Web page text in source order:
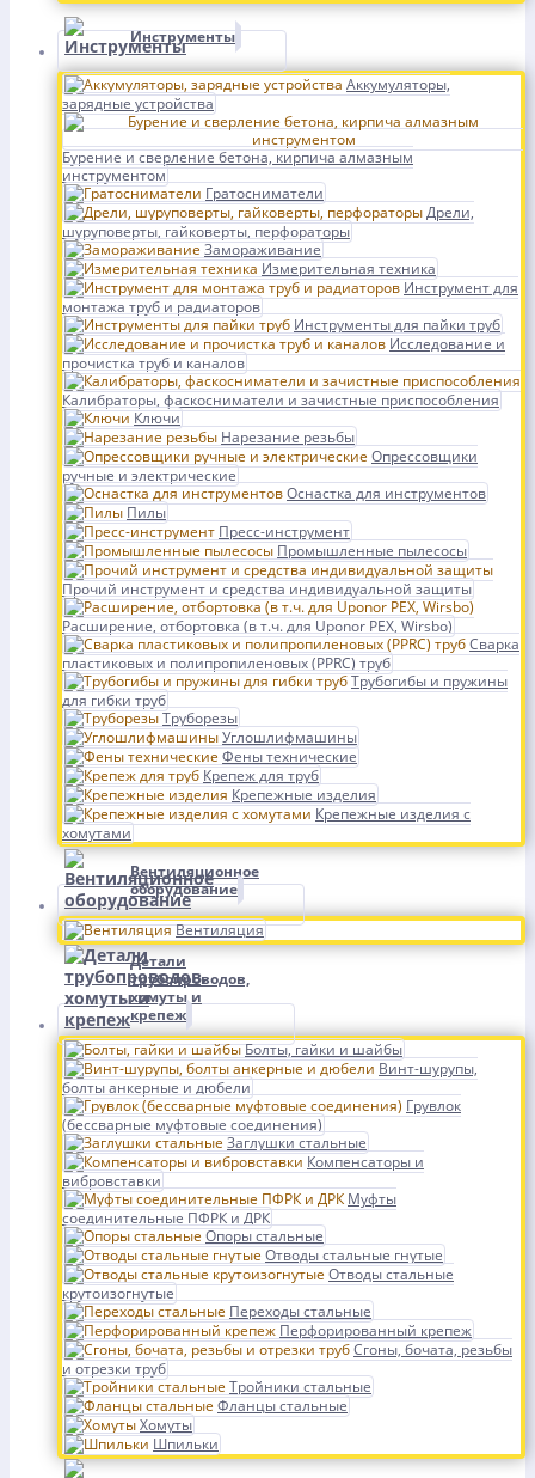
Инструменты
Аккумуляторы,
зарядные устройства
Бурение и сверление бетона, кирпича алмазным
инструментом
Гратосниматели
Дрели,
шуруповерты, гайковерты, перфораторы
Замораживание
Измерительная техника
Инструмент для
монтажа труб и радиаторов
Инструменты для пайки труб
Исследование и
прочистка труб и каналов
Калибраторы, фаскосниматели и зачистные приспособления
Ключи
Нарезание резьбы
Опрессовщики
ручные и электрические
Оснастка для инструментов
Пилы
Пресс-инструмент
Промышленные пылесосы
Прочий инструмент и средства индивидуальной защиты
Расширение, отбортовка (в т.ч. для Uponor PEX, Wirsbo)
Сварка
пластиковых и полипропиленовых (PPRC) труб
Трубогибы и пружины
для гибки труб
Труборезы
Углошлифмашины
Фены технические
Крепеж для труб
Крепежные изделия
Крепежные изделия с
хомутами
Вентиляционное
оборудование
Вентиляция
Детали
трубопроводов,
хомуты и
крепеж
Болты, гайки и шайбы
Винт-шурупы,
болты анкерные и дюбели
Грувлок
(бессварные муфтовые соединения)
Заглушки стальные
Компенсаторы и
вибровставки
Муфты
соединительные ПФРК и ДРК
Опоры стальные
Отводы стальные гнутые
Отводы стальные
крутоизогнутые
Переходы стальные
Перфорированный крепеж
Сгоны, бочата, резьбы
и отрезки труб
Тройники стальные
Фланцы стальные
Хомуты
Шпильки